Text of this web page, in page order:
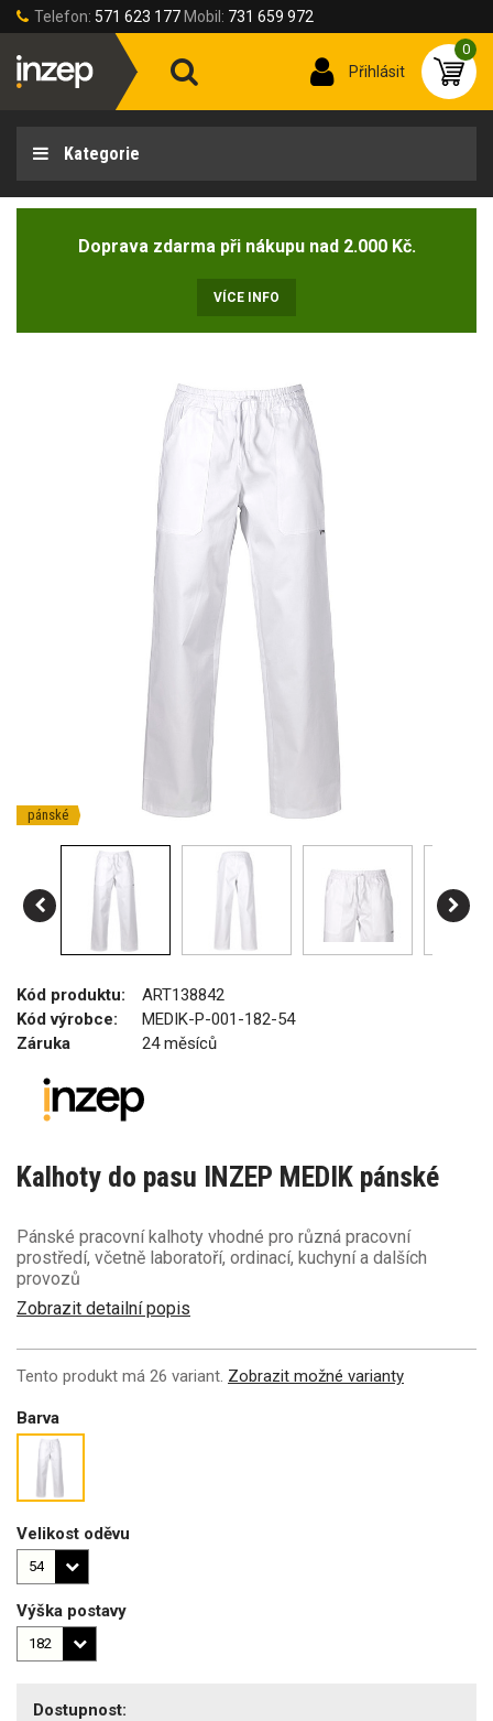
Telefon: 571 623 177 Mobil: 731 659 972
Přihlásit
0
Kategorie
Doprava zdarma při nákupu nad 2.000 Kč.
VÍCE INFO
pánské
Kód produktu:
ART138842
Kód výrobce:
MEDIK-P-001-182-54
Záruka
24 měsíců
Kalhoty do pasu INZEP MEDIK pánské
Pánské pracovní kalhoty vhodné pro různá pracovní
prostředí, včetně laboratoří, ordinací, kuchyní a dalších
provozů
Zobrazit detailní popis
Tento produkt má 26 variant. Zobrazit možné varianty
Barva
Velikost oděvu
Výška postavy
Dostupnost: